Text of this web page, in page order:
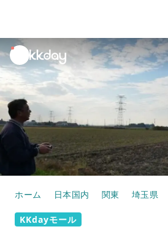
unread
notifications
ホーム 日本国内 関東 埼玉県
KKdayモール